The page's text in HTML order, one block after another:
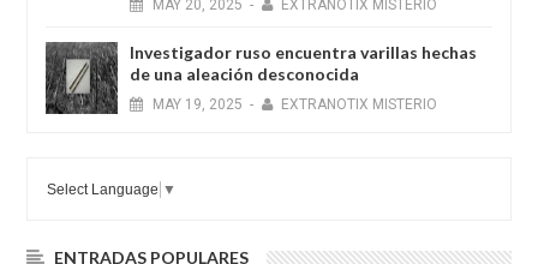
MAY 20, 2025 - EXTRANOTIX MISTERIO
Investigador ruso encuentra varillas hechas
de una aleación desconocida
MAY 19, 2025 - EXTRANOTIX MISTERIO
Select Language ▼
ENTRADAS POPULARES